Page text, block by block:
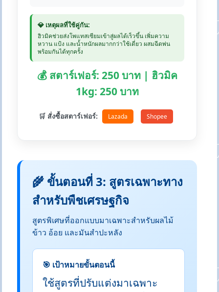
💎 เหตุผลที่ใช้คู่กัน:
ฮิวมิคช่วยส่งโพแทสเซียมเข้าสู่ผลได้เร็วขึ้น เพิ่มความ
หวาน แป้ง และน้ำหนักผลมากกว่าใช้เดี่ยว ผสมฉีดพ่น
พร้อมกันได้ทุกครั้ง
💰 สตาร์เฟอร์: 250 บาท | ฮิวมิค
1kg: 250 บาท
🛒 สั่งซื้อสตาร์เฟอร์: Lazada Shopee
🌾 ขั้นตอนที่ 3: สูตรเฉพาะทาง
สำหรับพืชเศรษฐกิจ
สูตรพิเศษที่ออกแบบมาเฉพาะสำหรับผลไม้
ข้าว อ้อย และมันสำปะหลัง
🎯 เป้าหมายขั้นตอนนี้
ใช้สูตรที่ปรับแต่งมาเฉพาะ